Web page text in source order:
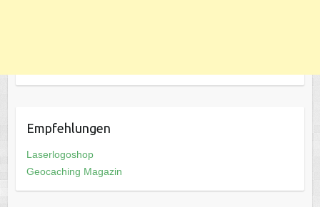
Empfehlungen
Laserlogoshop
Geocaching Magazin